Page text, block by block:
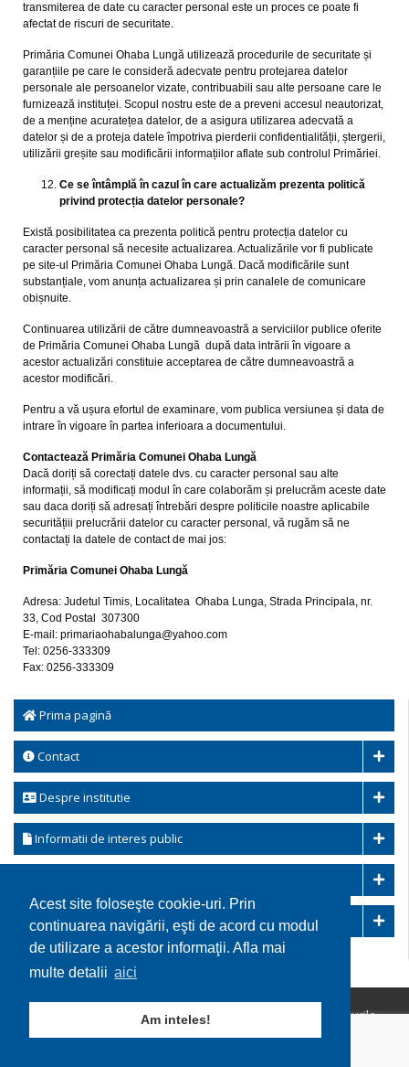
Acest site foloseşte cookie-uri. Prin
continuarea navigării, eşti de acord cu modul
de utilizare a acestor informaţii. Afla mai
multe detalii aici
Am inteles!
Prima pagină
Contact
Despre institutie
Informatii de interes public
Integritatea instituțională
transmiterea de date cu caracter personal este un proces ce poate fi
afectat de riscuri de securitate.
Primăria Comunei Ohaba Lungă utilizează procedurile de securitate și
garanțiile pe care le consideră adecvate pentru protejarea datelor
personale ale persoanelor vizate, contribuabili sau alte persoane care le
furnizează instituței. Scopul nostru este de a preveni accesul neautorizat,
de a menține acuratețea datelor, de a asigura utilizarea adecvată a
datelor și de a proteja datele împotriva pierderii confidentialității, ștergerii,
utilizării greșite sau modificării informațiilor aflate sub controlul Primăriei.
Ce se întâmplă în cazul în care actualizăm prezenta politică
privind protecția datelor personale?
Există posibilitatea ca prezenta politică pentru protecția datelor cu
caracter personal să necesite actualizarea. Actualizările vor fi publicate
pe site-ul Primăria Comunei Ohaba Lungă. Dacă modificările sunt
substanțiale, vom anunța actualizarea și prin canalele de comunicare
obișnuite.
Continuarea utilizării de către dumneavoastră a serviciilor publice oferite
de Primăria Comunei Ohaba Lungă după data intrării în vigoare a
acestor actualizări constituie acceptarea de către dumneavoastră a
acestor modificări.
Pentru a vă ușura efortul de examinare, vom publica versiunea și data de
intrare în vigoare în partea inferioara a documentului.
Contactează Primăria Comunei Ohaba Lungă
Dacă doriți să corectați datele dvs. cu caracter personal sau alte
informații, să modificați modul în care colaborăm și prelucrăm aceste date
sau daca doriți să adresați întrebări despre politicile noastre aplicabile
securitățiii prelucrării datelor cu caracter personal, vă rugăm să ne
contactați la datele de contact de mai jos:
Primăria Comunei Ohaba Lungă
Adresa: Judetul Timis, Localitatea Ohaba Lunga, Strada Principala, nr.
33, Cod Postal 307300
E-mail: primariaohabalunga@yahoo.com
Tel: 0256-333309
Fax: 0256-333309
Copyright © 2026 Comuna Ohaba Lunga. Toate drepturile
rezervate.